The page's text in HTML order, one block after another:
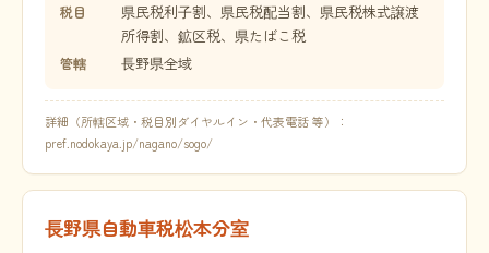
税目
県民税利子割、県民税配当割、県民税株式譲渡
所得割、鉱区税、県たばこ税
管轄 長野県全域
詳細（所轄区域・税目別ダイヤルイン・代表電話 等）：
pref.nodokaya.jp/nagano/sogo/
長野県自動車税松本分室